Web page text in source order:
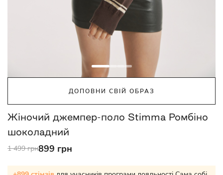
ДОПОВНИ СВІЙ ОБРАЗ
Жіночий джемпер-поло Stimma Ромбіно
шоколадний
1 499 грн899 грн